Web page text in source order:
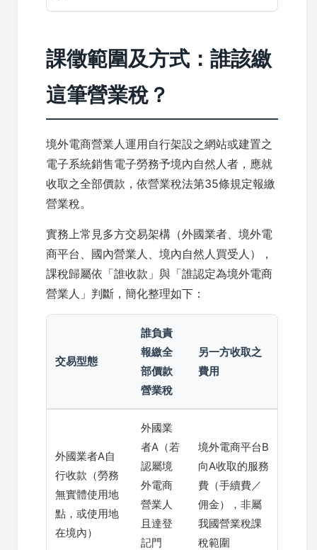
課徵範圍及方式：誰該繳
這筆營業稅？
境外電商營業人運用自行架設之網站或建置之
電子系統銷售電子勞務予境內自然人者，應就
收取之全部價款，依營業稅法第35條規定報繳
營業稅。
實務上常見多方交易架構（外國業者、境外電
商平台、國內營業人、境內自然人買受人），
課稅歸屬依「誰收款」與「誰認定為境外電商
營業人」判斷，簡化整理如下：
交易型態
誰負責
報繳全
部價款
營業稅
另一方收取之
費用
外國業者A自
行收款（勞務
無實體使用地
點，或使用地
在境內）
外國業
者A（若
認屬境
外電商
營業人
且達登
記門
境外電商平台B
向A收取的服務
費（手續費／
佣金），非屬
我國營業稅課
稅範圍